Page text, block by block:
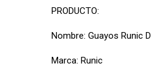
PRODUCTO:
Nombre: Guayos Runic
Marca: Runic